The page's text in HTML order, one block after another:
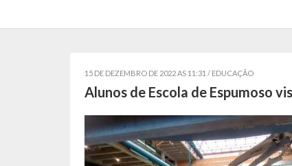
15 DE DEZEMBRO DE 2022 AS 11:31 / EDUCAÇÃO
Alunos de Escola de Espumoso